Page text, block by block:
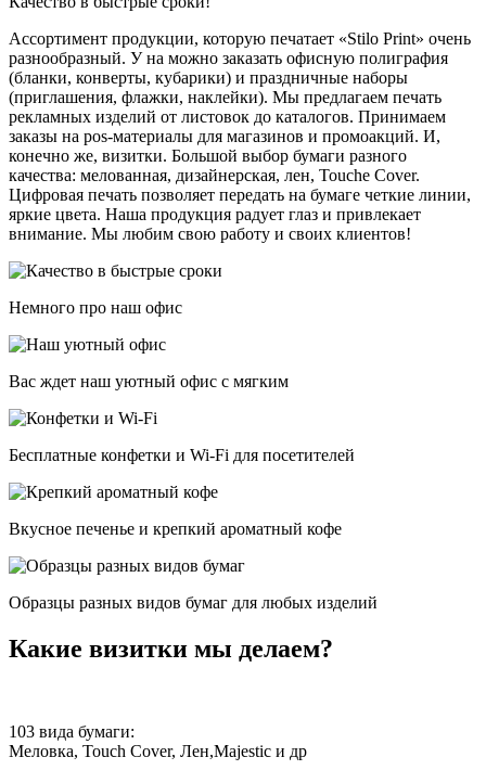
Ассортимент продукции, которую печатает «Stilo Print» очень
разнообразный. У на можно заказать офисную полиграфия
(бланки, конверты, кубарики) и праздничные наборы
(приглашения, флажки, наклейки). Мы предлагаем печать
рекламных изделий от листовок до каталогов. Принимаем
заказы на pos-материалы для магазинов и промоакций. И,
конечно же, визитки. Большой выбор бумаги разного
качества: мелованная, дизайнерская, лен, Touche Cover.
Цифровая печать позволяет передать на бумаге четкие линии,
яркие цвета. Наша продукция радует глаз и привлекает
внимание. Мы любим свою работу и своих клиентов!
Немного про наш офис
Вас ждет наш уютный офис с мягким
Бесплатные конфетки и Wi-Fi для посетителей
Вкусное печенье и крепкий ароматный кофе
Образцы разных видов бумаг для любых изделий
Какие визитки мы делаем?
103 вида бумаги:
Меловка, Touch Cover, Лен,Majestic и др